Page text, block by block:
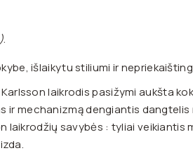
.
išlaikytu stiliumi ir
laikrodis pasižymi aukšta
ir mechanizmą dengiantis
savybės : tyliai veikiantis